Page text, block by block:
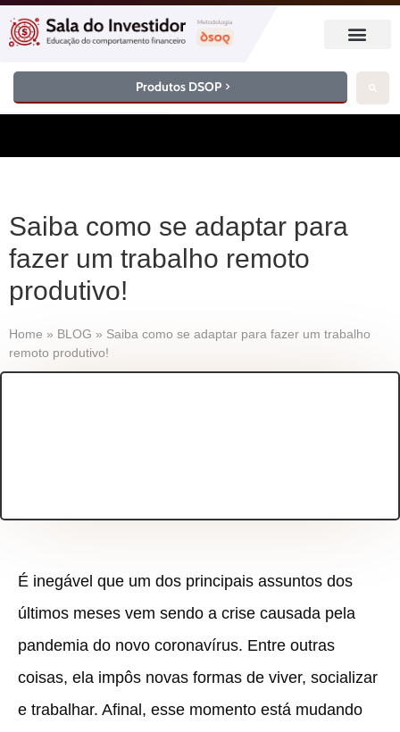
Produtos DSOP
Saiba como se adaptar para
fazer um trabalho remoto
produtivo!
Home » BLOG » Saiba como se adaptar para fazer um trabalho
remoto produtivo!
É inegável que um dos principais assuntos dos
últimos meses vem sendo a crise causada pela
pandemia do novo coronavírus. Entre outras
coisas, ela impôs novas formas de viver, socializar
e trabalhar. Afinal, esse momento está mudando